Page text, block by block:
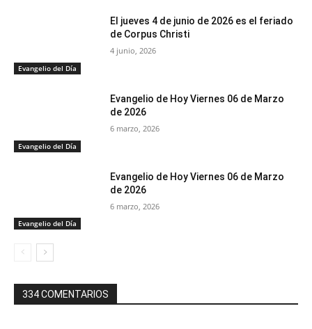
Evangelio del Día
El jueves 4 de junio de 2026 es el feriado
de Corpus Christi
4 junio, 2026
Evangelio del Día
Evangelio de Hoy Viernes 06 de Marzo
de 2026
6 marzo, 2026
Evangelio del Día
Evangelio de Hoy Viernes 06 de Marzo
de 2026
6 marzo, 2026
334 COMENTARIOS